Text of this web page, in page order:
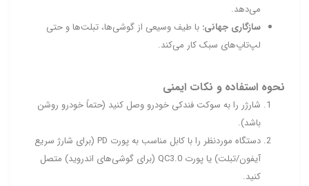
می‌دهد.
سازگاری جهانی: با طیف وسیعی از گوشی‌ها، تبلت‌ها و حتی
لپ‌تاپ‌های سبک کار می‌کند.
نحوه استفاده و نکات ایمنی
شارژر را به سوکت فندکی خودرو وصل کنید (حتماً خودرو روشن
باشد).
دستگاه موردنظر را با کابل مناسب به پورت PD (برای شارژ سریع
آیفون/تبلت) یا پورت QC3.0 (برای گوشی‌های اندروید) متصل
کنید.